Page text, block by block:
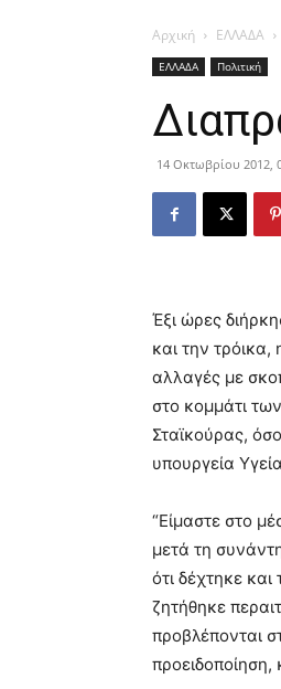
Αρχική ΕΛΛΑΔΑ
ΕΛΛΑΔΑ Πολιτική
14 Οκτωβρίου 2012,
Έξι ώρες
και την
αλλαγές με
στο κομμάτι
Σταϊκούρας,
υπουργεία
“Είμαστε στο
μετά τη
ότι δέχτηκε
ζητήθηκε
προβλέπονται